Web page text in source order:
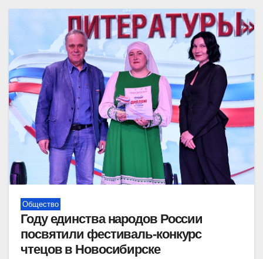
Общество
Году единства народов России
посвятили фестиваль-конкурс
чтецов в Новосибирске